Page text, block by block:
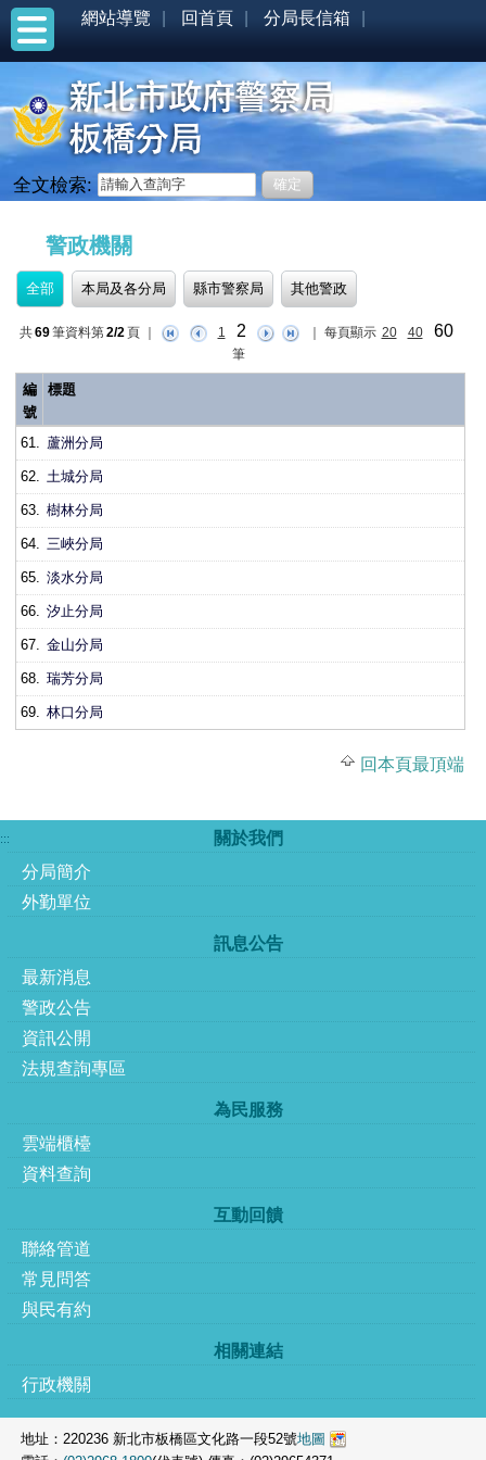
網站導覽 回首頁 分局長信箱
全文檢索:
警政機關
全部 本局及各分局 縣市警察局 其他警政
共69筆資料第2/2頁 1 2 每頁顯示 20 40 60
筆
編
號
標題
61. 蘆洲分局
62. 土城分局
63. 樹林分局
64. 三峽分局
65. 淡水分局
66. 汐止分局
67. 金山分局
68. 瑞芳分局
69. 林口分局
回本頁最頂端
:::
關於我們
分局簡介
外勤單位
訊息公告
最新消息
警政公告
資訊公開
法規查詢專區
為民服務
雲端櫃檯
資料查詢
互動回饋
聯絡管道
常見問答
與民有約
相關連結
行政機關
地址：220236 新北市板橋區文化路一段52號地圖